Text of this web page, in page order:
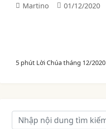
Martino 01/12/2020
5 phút Lời Chúa tháng 12/2020